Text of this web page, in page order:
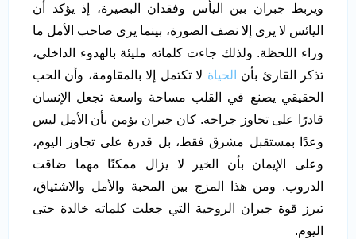
ويربط جبران بين اليأس وفقدان البصيرة، إذ يؤكد أن
اليائس لا يرى إلا نصف الصورة، بينما يرى صاحب الأمل ما
وراء اللحظة. ولذلك جاءت كلماته مليئة بالهدوء الداخلي،
تذكر القارئ بأن
الحياة لا تكتمل إلا بالمقاومة، وأن الحب
الحقيقي يصنع في القلب مساحة واسعة تجعل الإنسان
قادرًا على تجاوز جراحه. كان جبران يؤمن بأن الأمل ليس
وعدًا بمستقبل مشرق فقط، بل قدرة على تجاوز اليوم،
وعلى الإيمان بأن الخير لا يزال ممكنًا مهما ضاقت
الدروب. ومن هذا المزج بين المحبة والأمل والاشتياق،
تبرز قوة جبران الروحية التي جعلت كلماته خالدة حتى
اليوم.